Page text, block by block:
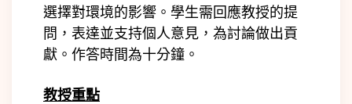
選擇對環境的影響。學生需回應教授的提
問，表達並支持個人意見，為討論做出貢
獻。作答時間為十分鐘。
教授重點